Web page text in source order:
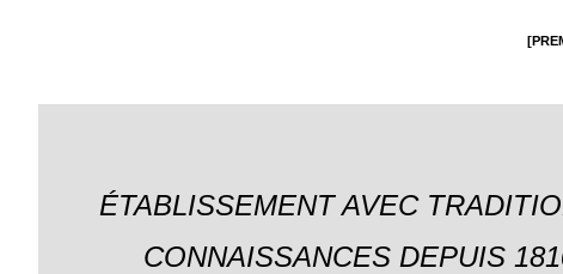
ÉTABLISSEMENT AVEC
CONNAISSANCES DEPUIS